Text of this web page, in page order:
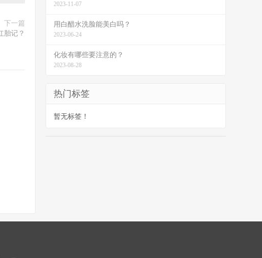
下一篇
胎记？
2023-11-07
用白醋水洗脸能美白吗？
2023-06-24
化妆有哪些要注意的？
2023-08-28
热门标签
暂无标签！